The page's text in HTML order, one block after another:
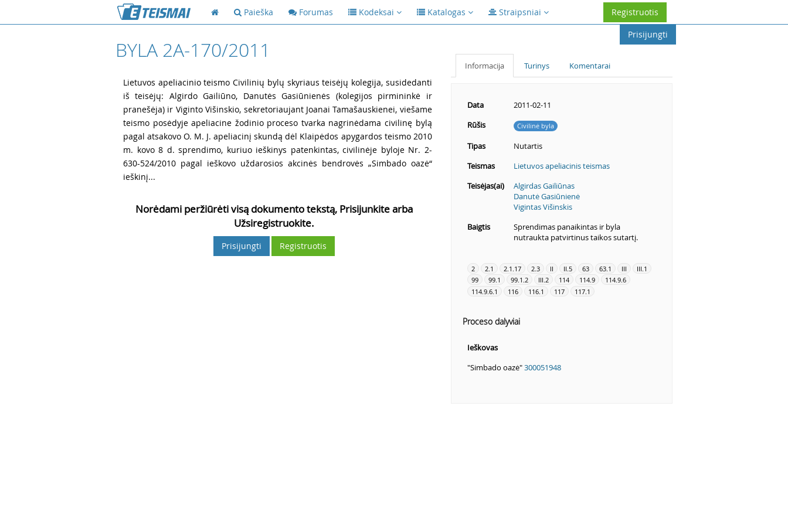
Paieška Forumas Kodeksai Katalogas Straipsniai
Registruotis
Prisijungti
BYLA 2A-170/2011
Lietuvos apeliacinio teismo Civilinių bylų skyriaus teisėjų kolegija, susidedanti
iš teisėjų: Algirdo Gailiūno, Danutės Gasiūnienės (kolegijos pirmininkė ir
pranešėja) ir Viginto Višinskio, sekretoriaujant Joanai Tamašauskienei, viešame
teismo posėdyje apeliacine žodinio proceso tvarka nagrinėdama civilinę bylą
pagal atsakovo O. M. J. apeliacinį skundą dėl Klaipėdos apygardos teismo 2010
m. kovo 8 d. sprendimo, kuriuo ieškinys patenkintas, civilinėje byloje Nr. 2-
630-524/2010 pagal ieškovo uždarosios akcinės bendrovės „Simbado oazė“
ieškinį...
Norėdami peržiūrėti visą dokumento tekstą, Prisijunkite arba
Užsiregistruokite.
Prisijungti Registruotis
Informacija Turinys Komentarai
Data
2011-02-11
Rūšis
Civilinė byla
Tipas
Nutartis
Teismas
Lietuvos apeliacinis teismas
Teisėjas(ai)
Algirdas Gailiūnas
Danutė Gasiūnienė
Vigintas Višinskis
Baigtis
Sprendimas panaikintas ir byla
nutraukta patvirtinus taikos sutartį.
2 2.1 2.1.17 2.3 II II.5 63 63.1 III
III.1
99
99.1 99.1.2 III.2 114 114.9
114.9.6
114.9.6.1
116 116.1 117 117.1
Proceso dalyviai
Ieškovas
"Simbado oazė"300051948